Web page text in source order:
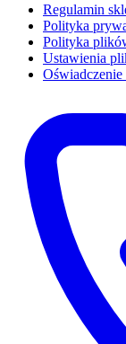
Regulamin
Polityka
Polityka
Ustawienia
Oświadczenie